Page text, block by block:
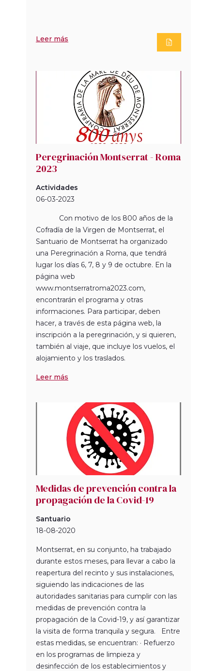
Leer más
Peregrinación Montserrat - Roma
2023
Actividades
06-03-2023
Con motivo de los 800 años de la
Cofradía de la Virgen de Montserrat, el
Santuario de Montserrat ha organizado
una Peregrinación a Roma, que tendrá
lugar los días 6, 7, 8 y 9 de octubre. En la
página web
www.montserratroma2023.com,
encontrarán el programa y otras
informaciones. Para participar, deben
hacer, a través de esta página web, la
inscripción a la peregrinación, y si quieren,
también al viaje, que incluye los vuelos, el
alojamiento y los traslados.
Leer más
Medidas de prevención contra la
propagación de la Covid-19
Santuario
18-08-2020
Montserrat, en su conjunto, ha trabajado
durante estos meses, para llevar a cabo la
reapertura del recinto y sus instalaciones,
siguiendo las indicaciones de las
autoridades sanitarias para cumplir con las
medidas de prevención contra la
propagación de la Covid-19, y así garantizar
la visita de forma tranquila y segura. Entre
estas medidas, se encuentran: · Refuerzo
en los programas de limpieza y
desinfección de los establecimientos y